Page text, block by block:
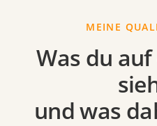
MEINE
Was du
und was